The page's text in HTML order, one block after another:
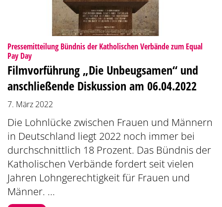
Pressemitteilung Bündnis der Katholischen Verbände zum Equal
Pay Day:
Filmvorführung „Die Unbeugsamen“ und
anschließende Diskussion am 06.04.2022
7. März 2022
Die Lohnlücke zwischen Frauen und Männern
in Deutschland liegt 2022 noch immer bei
durchschnittlich 18 Prozent. Das Bündnis der
Katholischen Verbände fordert seit vielen
Jahren Lohngerechtigkeit für Frauen und
Männer. ...